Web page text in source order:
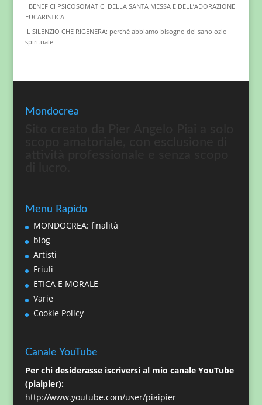
I BENEFICI PSICOSOMATICI DELLA SANTA MESSA E DELL’ADORAZIONE
EUCARISTICA
IL SILENZIO CHE RIGENERA: perché abbiamo bisogno del sano ozio
spirituale
Mondocrea
Menu Rapido
MONDOCREA: finalità
blog
Artisti
Friuli
ETICA E MORALE
Varie
Cookie Policy
Canale YouTube
Per chi desiderasse iscriversi al mio canale YouTube
(piaipier):
http://www.youtube.com/user/piaipier